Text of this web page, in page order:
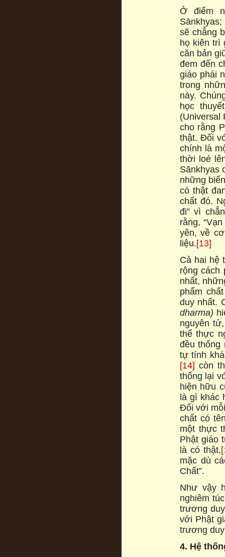
Ở điểm
sẽ chẳng
họ kiên trì
căn bản
đem đến
giáo phái
trong
này.
học
(Universal
cho rằng
thật. Đối
chính là
thời loé
Sānkhyas
những
có thật
chất đó.
đi” vì
rằng,
yên, về
liệu.[13]
Cả hai hệ
rộng cách
nhất,
phẩm
duy nhất.
dharma)
nguyên
thể thực
đều thống
tự tính
[14] còn
thống lại
hiện hữu
là gì khác
Đối với
chất có
một thực
Phật giáo
là có thật,
mặc dù
Chất”.
Như vậy
nghiêm
trương
với Phật
trương
4. Hệ